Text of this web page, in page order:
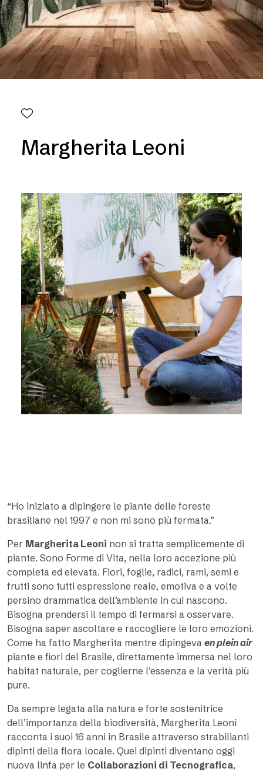
Margherita Leoni
“Ho iniziato a dipingere le piante delle foreste
brasiliane nel 1997 e non mi sono più fermata.”
Per Margherita Leoni non si tratta semplicemente di
piante. Sono Forme di Vita, nella loro accezione più
completa ed elevata. Fiori, foglie, radici, rami, semi e
frutti sono tutti espressione reale, emotiva e a volte
persino drammatica dell’ambiente in cui nascono.
Bisogna prendersi il tempo di fermarsi a osservare.
Bisogna saper ascoltare e raccogliere le loro emozioni.
Come ha fatto Margherita mentre dipingeva en plein air
piante e fiori del Brasile, direttamente immersa nel loro
habitat naturale, per coglierne l’essenza e la verità più
pure.
Da sempre legata alla natura e forte sostenitrice
dell’importanza della biodiversità, Margherita Leoni
racconta i suoi 16 anni in Brasile attraverso strabilianti
dipinti della flora locale. Quei dipinti diventano oggi
nuova linfa per le Collaborazioni di Tecnografica,